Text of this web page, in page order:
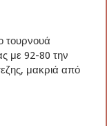
τουρνουά
με 92-80 την
μακριά από